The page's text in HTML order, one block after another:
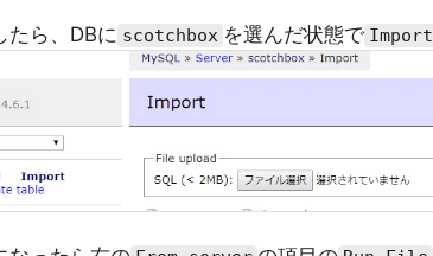
たら、DBに scotchbox を選んだ状態で Import